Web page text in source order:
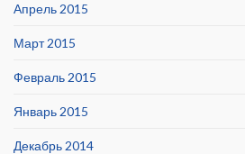
Апрель 2015
Март 2015
Февраль 2015
Январь 2015
Декабрь 2014